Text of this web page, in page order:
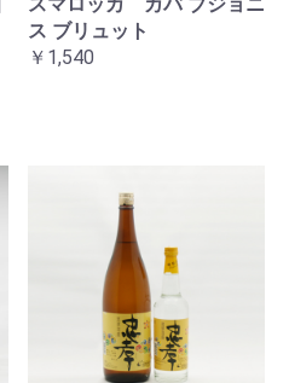
スマロッカ カバ ブジョニ
ス ブリュット
￥1,540